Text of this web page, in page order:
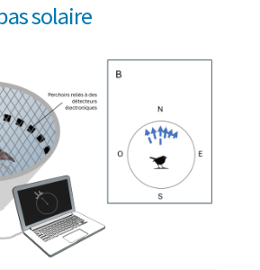
solaire